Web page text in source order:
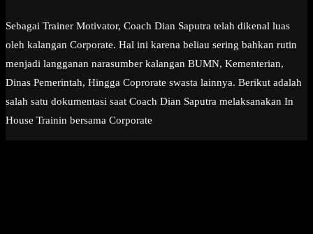
Sebagai Trainer Motivator, Coach Dian Saputra telah dikenal luas
oleh kalangan Corporate. Hal ini karena beliau sering bahkan rutin
menjadi langganan narasumber kalangan BUMN, Kementerian,
Dinas Pemerintah, Hingga Coprorate swasta lainnya. Berikut adalah
salah satu dokumentasi saat Coach Dian Saputra melaksanakan In
House Trainin bersama Corporate